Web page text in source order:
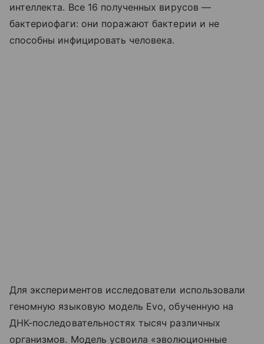
интеллекта. Все 16 полученных вирусов —
бактериофаги: они поражают бактерии и не
способны инфицировать человека.
Для экспериментов исследователи использовали
геномную языковую модель Evo, обученную на
ДНК-последовательностях тысяч различных
организмов. Модель усвоила «эволюционные